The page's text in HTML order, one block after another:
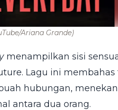
Ariana Grande)
menampilkan sisi
Lagu ini
hubungan,
antara dua orang.